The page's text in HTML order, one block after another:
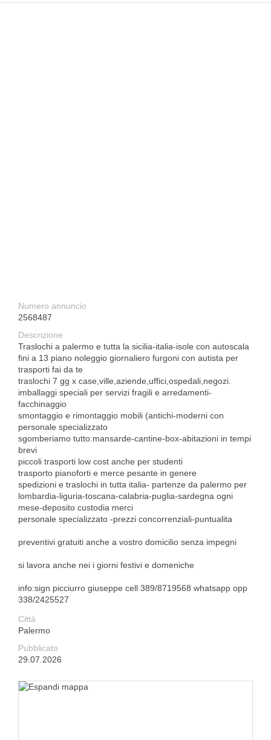
Numero annuncio
2568487
Descrizione
Traslochi a palermo e tutta la sicilia-italia-isole con autoscala
fini a 13 piano noleggio giornaliero furgoni con autista per
trasporti fai da te
traslochi 7 gg x case,ville,aziende,uffici,ospedali,negozi.
imballaggi speciali per servizi fragili e arredamenti-
facchinaggio
smontaggio e rimontaggio mobili (antichi-moderni con
personale specializzato
sgomberiamo tutto:mansarde-cantine-box-abitazioni in tempi
brevi
piccoli trasporti low cost anche per studenti
trasporto pianoforti e merce pesante in genere
spedizioni e traslochi in tutta italia- partenze da palermo per
lombardia-liguria-toscana-calabria-puglia-sardegna ogni
mese-deposito custodia merci
personale specializzato -prezzi concorrenziali-puntualita
preventivi gratuiti anche a vostro domicilio senza impegni
si lavora anche nei i giorni festivi e domeniche
info:sign picciurro giuseppe cell 389/8719568 whatsapp opp
338/2425527
Città
Palermo
Pubblicato
29.07.2026